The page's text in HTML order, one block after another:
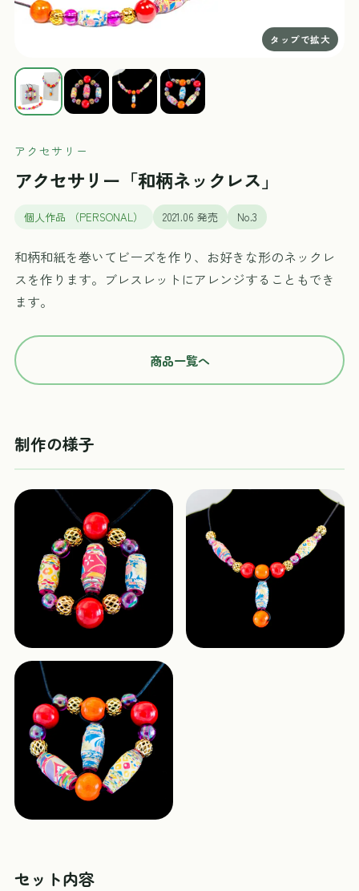
アクセサリー
アクセサリー「和柄ネックレス」
個人作品 （PERSONAL） 2021.06 発売 No.3
和柄和紙を巻いてビーズを作り、お好きな形のネックレ
スを作ります。ブレスレットにアレンジすることもでき
ます。
商品一覧へ
制作の様子
セット内容